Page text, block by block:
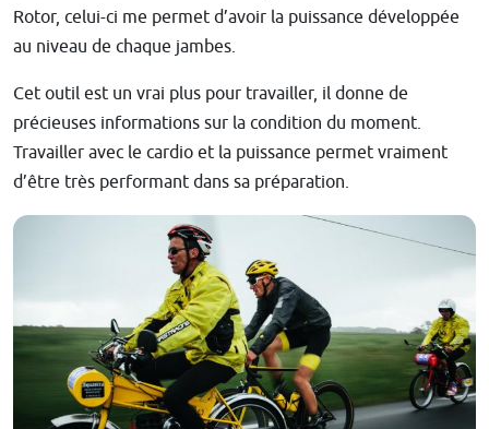
Rotor, celui-ci me permet d’avoir la puissance développée
au niveau de chaque jambes.
Cet outil est un vrai plus pour travailler, il donne de
précieuses informations sur la condition du moment.
Travailler avec le cardio et la puissance permet vraiment
d’être très performant dans sa préparation.